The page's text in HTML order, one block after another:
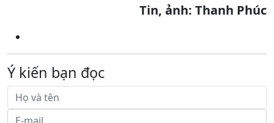
Tin, ảnh: Thanh Phúc
Ý kiến bạn đọc